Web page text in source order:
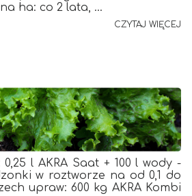
ha: co 2 lata, ...
CZYTAJ WIĘCEJ
0,25 l AKRA Saat + 100 l wody -
w roztworze na od 0,1 do
upraw: 600 kg AKRA Kombi